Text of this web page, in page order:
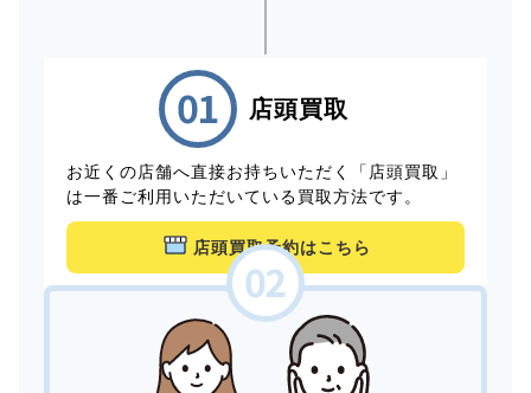
店頭買取
お近くの店舗へ直接お持ちいただく「店頭買取」
は一番ご利用いただいている買取方法です。
店頭買取予約はこちら